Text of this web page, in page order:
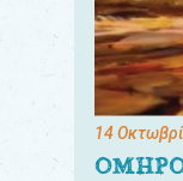
14